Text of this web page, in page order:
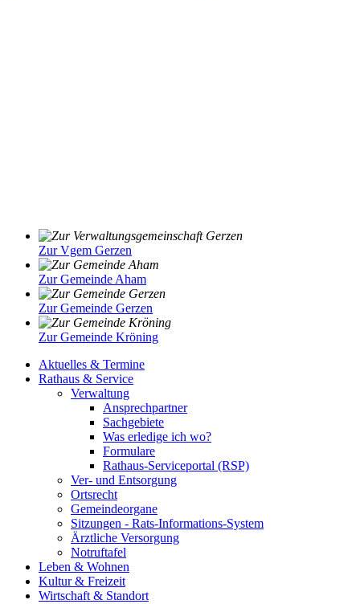
Zur Vgem Gerzen
Zur Gemeinde Aham
Zur Gemeinde Gerzen
Zur Gemeinde Kröning
Aktuelles & Termine
Rathaus & Service
Verwaltung
Ansprechpartner
Sachgebiete
Was erledige ich wo?
Formulare
Rathaus-Serviceportal (RSP)
Ver- und Entsorgung
Ortsrecht
Gemeindeorgane
Sitzungen - Rats-Informations-System
Ärztliche Versorgung
Notruftafel
Leben & Wohnen
Kultur & Freizeit
Wirtschaft & Standort